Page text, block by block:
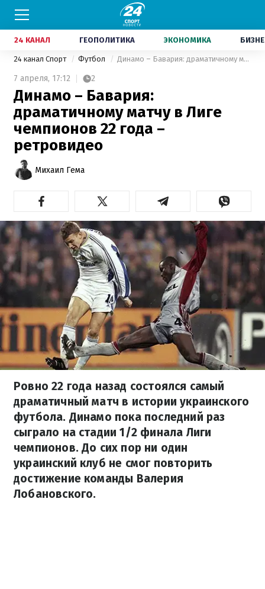
24 КАНАЛ ГЕОПОЛИТИКА ЭКОНОМИКА
24 канал Спорт Футбол Динамо – Бавария: драматичному матчу в Лиге чемпионов 22 года – ретровидео
7 апреля, 17:12 2
Динамо – Бавария:
драматичному матчу в Лиге
чемпионов 22 года –
ретровидео
Михаил Гема
Ровно 22 года назад состоялся самый
драматичный матч в истории украинского
футбола. Динамо пока последний раз
сыграло на стадии 1/2 финала Лиги
чемпионов. До сих пор ни один
украинский клуб не смог повторить
достижение команды Валерия
Лобановского.